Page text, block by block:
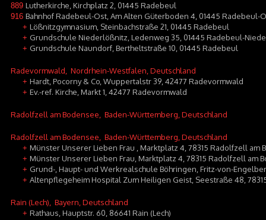
889 Lutherkirche, Kirchplatz 2, 01445 Radebeul
916 Bahnhof Radebeul-Ost, Am Alten Güterboden 4, 01445 Radebeul-
+ Lößnitzgymnasium, Steinbachstraße 21, 01445 Radebeul
+ Grundschule Niederlößnitz, Ledenweg 35, 01445 Radebeul-
+ Grundschule Naundorf, Bertheltstraße 10, 01445 Radebeul
Radevormwald , Nordrhein-Westfalen, Deutschland
+ Hardt, Pocorny & Co, Wuppertalstr 39, 42477 Radevormwald
+ Ev.-ref. Kirche, Markt 1, 42477 Radevormwald
Radolfzell am Bodensee , Baden-Württemberg, Deutschland
Radolfzell am Bodensee , Baden-Württemberg, Deutschland
+ Münster Unserer Lieben Frau , Marktplatz 4, 78315 Radolfzell am
+ Münster Unserer Lieben Frau, Marktplatz 4, 78315 Radolfzell am
+ Grund-, Haupt- und Werkrealschule Böhringen, Fritz-von-
+ Altenpflegeheim Hospital Zum Heiligen Geist, Seestraße 48,
Rain (Lech) , Bayern, Deutschland
+ Rathaus, Hauptstr. 60, 86641 Rain (Lech)